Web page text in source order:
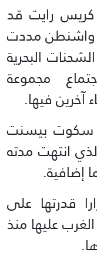
كريس رايت قد
مددت
البحرية
مجموعة
آخرين فيها.
سكوت بيسنت
انتهت مدته
قدرتها على
عليها منذ